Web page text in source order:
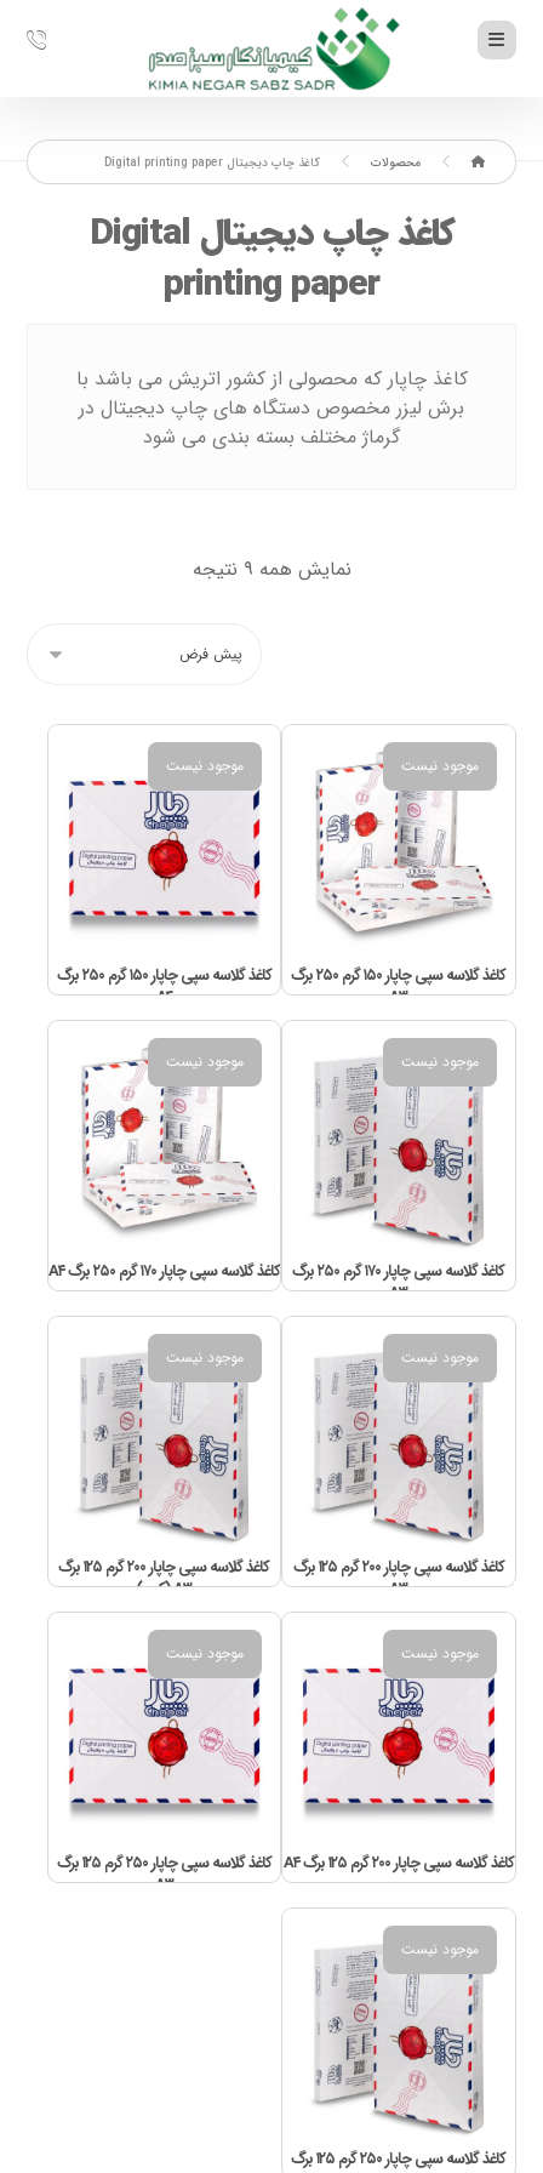
محصولات کاغذ چاپ دیجیتال Digital printing paper
کاغذ چاپ دیجیتال Digital
printing paper
کاغذ چاپار که محصولی از کشور اتریش می باشد با
برش لیزر مخصوص دستگاه های چاپ دیجیتال در
گرماژ مختلف بسته بندی می شود
نمایش همه ۹ نتیجه
کاغذ گلاسه سپی چاپار ۱۵۰ گرم ۲۵۰ برگ
A۳
موجود نیست
کاغذ گلاسه سپی چاپار ۱۵۰ گرم ۲۵۰ برگ
A۴
موجود نیست
کاغذ گلاسه سپی چاپار ۱۷۰ گرم ۲۵۰ برگ
A۳
موجود نیست
کاغذ گلاسه سپی چاپار ۱۷۰ گرم ۲۵۰ برگ A۴
موجود نیست
کاغذ گلاسه سپی چاپار ۲۰۰ گرم ۱۲۵ برگ
A۳
موجود نیست
کاغذ گلاسه سپی چاپار ۲۰۰ گرم ۱۲۵ برگ
A۳ (کپی)
موجود نیست
کاغذ گلاسه سپی چاپار ۲۰۰ گرم ۱۲۵ برگ A۴
موجود نیست
کاغذ گلاسه سپی چاپار ۲۵۰ گرم ۱۲۵ برگ
A۳
موجود نیست
کاغذ گلاسه سپی چاپار ۲۵۰ گرم ۱۲۵ برگ
موجود نیست